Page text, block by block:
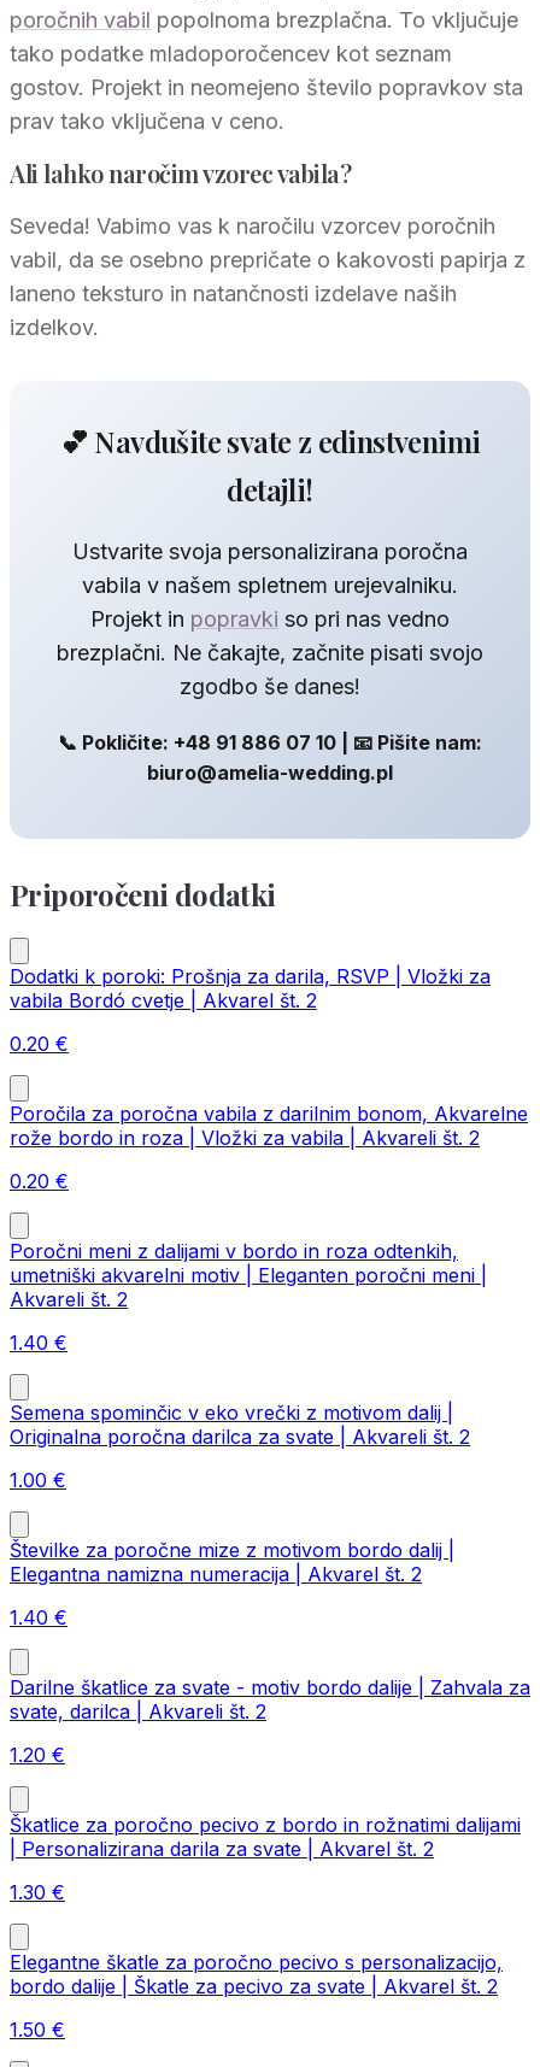
poročnih vabil popolnoma brezplačna. To vključuje
tako podatke mladoporočencev kot seznam
gostov. Projekt in neomejeno število popravkov sta
prav tako vključena v ceno.
Ali lahko naročim vzorec vabila?
Seveda! Vabimo vas k naročilu vzorcev poročnih
vabil, da se osebno prepričate o kakovosti papirja z
laneno teksturo in natančnosti izdelave naših
izdelkov.
💕 Navdušite svate z edinstvenimi
detajli!
Ustvarite svoja personalizirana poročna
vabila v našem spletnem urejevalniku.
Projekt in popravki so pri nas vedno
brezplačni. Ne čakajte, začnite pisati svojo
zgodbo še danes!
📞 Pokličite: +48 91 886 07 10 | 📧 Pišite nam:
biuro@amelia-wedding.pl
Priporočeni dodatki
Dodatki k poroki: Prošnja za darila, RSVP | Vložki za
vabila Bordó cvetje | Akvarel št. 2
0.20 €
Poročila za poročna vabila z darilnim bonom, Akvarelne
rože bordo in roza | Vložki za vabila | Akvareli št. 2
0.20 €
Poročni meni z dalijami v bordo in roza odtenkih,
umetniški akvarelni motiv | Eleganten poročni meni |
Akvareli št. 2
1.40 €
Semena spominčic v eko vrečki z motivom dalij |
Originalna poročna darilca za svate | Akvareli št. 2
1.00 €
Številke za poročne mize z motivom bordo dalij |
Elegantna namizna numeracija | Akvarel št. 2
1.40 €
Darilne škatlice za svate - motiv bordo dalije | Zahvala za
svate, darilca | Akvareli št. 2
1.20 €
Škatlice za poročno pecivo z bordo in rožnatimi dalijami
| Personalizirana darila za svate | Akvarel št. 2
1.30 €
Elegantne škatle za poročno pecivo s personalizacijo,
bordo dalije | Škatle za pecivo za svate | Akvarel št. 2
1.50 €